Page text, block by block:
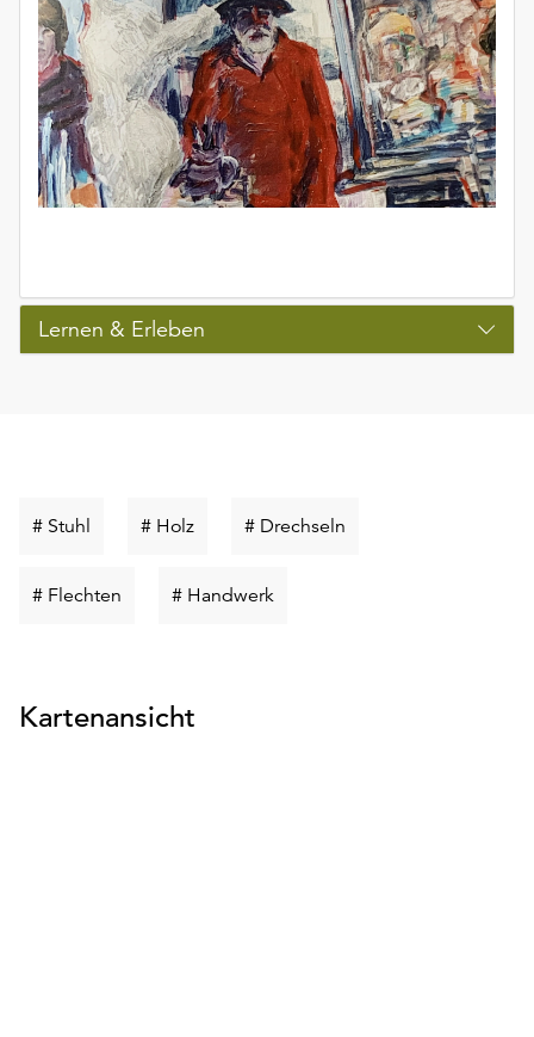
Lernen & Erleben
# Stuhl Schlüsselwort
# HolzSchlüsselwort
# Drechseln
# Flechten Schlüsselwort
# HandwerkSchlüsselwort
Kartenansicht